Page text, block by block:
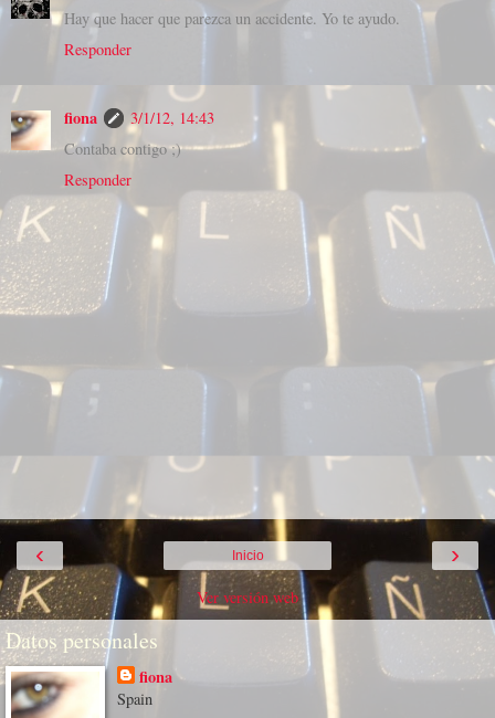
Hay que hacer que parezca un accidente. Yo te ayudo.
Responder
fiona
3/1/12, 14:43
Contaba contigo ;)
Responder
‹ ›
Inicio
Ver versión web
Datos personales
fiona
Spain